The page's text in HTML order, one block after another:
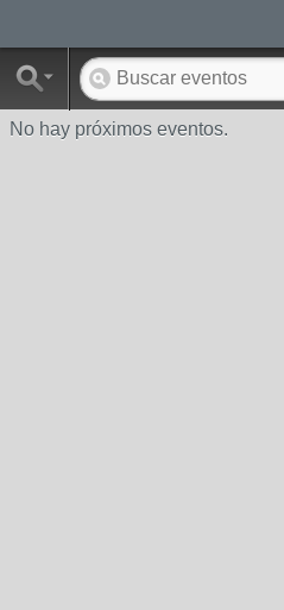
No hay próximos eventos.